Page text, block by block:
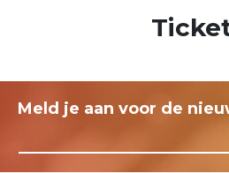
Meld je aan voor de